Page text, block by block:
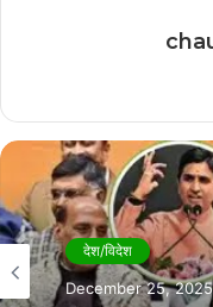
देश/विदेश
देश/विदेश
December 24, 2025